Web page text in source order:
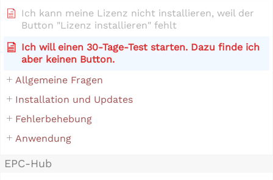
Ich kann meine Lizenz nicht installieren, weil der
Button "Lizenz installieren" fehlt
Ich will einen 30-Tage-Test starten. Dazu finde ich
aber keinen Button.
Allgemeine Fragen
Installation und Updates
Fehlerbehebung
Anwendung
EPC-Hub